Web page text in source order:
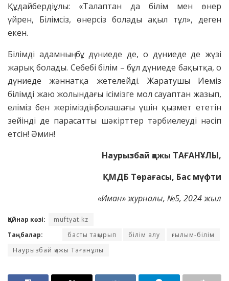
Құдайбердіұлы: «Талаптан да білім мен өнер
үйрен, Білімсіз, өнерсіз болады ақыл тұл», деген
екен.
Білімді адамның бұ дүниеде де, о дүниеде де жүзі
жарық болады. Себебі білім – бұл дүниеде бақытқа, о
дүниеде жәннатқа жетелейді. Жаратушы Иеміз
білімді жаю жолындағы ісімізге мол сауаптан жазып,
еліміз бен жеріміздің болашағы үшін қызмет ететін
зейінді де парасатты шәкірттер тәрбиелеуді нәсіп
етсін! Әмин!
Наурызбай қажы ТАҒАНҰЛЫ,
ҚМДБ Төрағасы, Бас мүфти
«Иман» журналы, №5, 2024 жыл
Қайнар көзі:
muftyat.kz
Таңбалар:
басты тақырып білім алу
ғылым-білім
Наурызбай қажы Тағанұлы